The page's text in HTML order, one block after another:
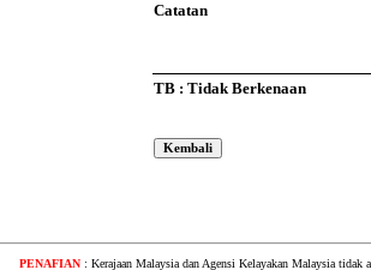
Catatan
TB : Tidak Berkenaan
PENAFIAN : Kerajaan Malaysia dan Agensi Kelayakan Malaysia tidak